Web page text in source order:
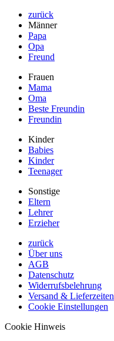
zurück
Männer
Papa
Opa
Freund
Frauen
Mama
Oma
Beste Freundin
Freundin
Kinder
Babies
Kinder
Teenager
Sonstige
Eltern
Lehrer
Erzieher
zurück
Über uns
AGB
Datenschutz
Widerrufsbelehrung
Versand & Lieferzeiten
Cookie Einstellungen
Cookie Hinweis